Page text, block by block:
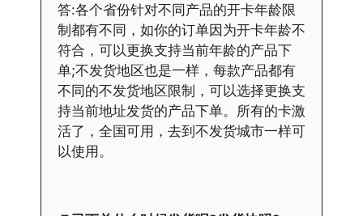
答:各个省份针对不同产品的开卡年龄限
制都有不同，如你的订单因为开卡年龄不
符合，可以更换支持当前年龄的产品下
单;不发货地区也是一样，每款产品都有
不同的不发货地区限制，可以选择更换支
持当前地址发货的产品下单。所有的卡激
活了，全国可用，去到不发货城市一样可
以使用。